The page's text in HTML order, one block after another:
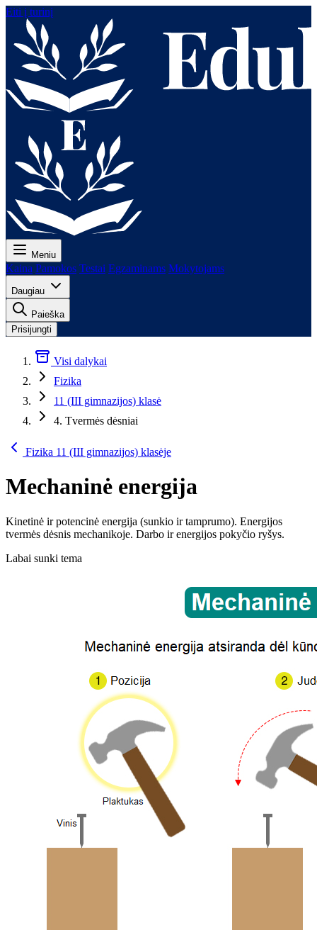
Eiti į turinį
Meniu
Kaina Pamokos Testai Egzaminams Mokytojams
Daugiau
Paieška
Prisijungti
Visi dalykai
Fizika
11 (III gimnazijos) klasė
4. Tvermės dėsniai
Fizika 11 (III gimnazijos) klasėje
Mechaninė energija
Kinetinė ir potencinė energija (sunkio ir tamprumo). Energijos
tvermės dėsnis mechanikoje. Darbo ir energijos pokyčio ryšys.
Labai sunki tema